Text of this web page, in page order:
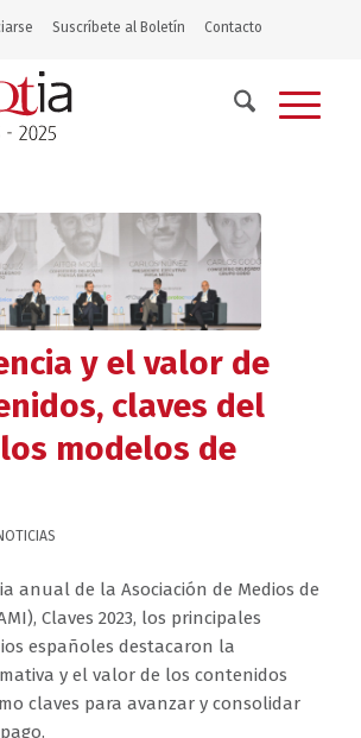
Suscríbete al Boletín Contacto
y el valor de
claves del
modelos de
anual de la Asociación de Medios de
Claves 2023, los principales
españoles destacaron la
y el valor de los contenidos
claves para avanzar y consolidar